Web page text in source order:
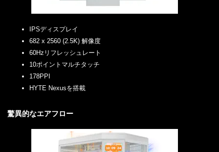
IPSディスプレイ
682 x 2560 (2.5K) 解像度
60Hzリフレッシュレート
10ポイントマルチタッチ
178PPI
HYTE Nexusを搭載
驚異的なエアフロー